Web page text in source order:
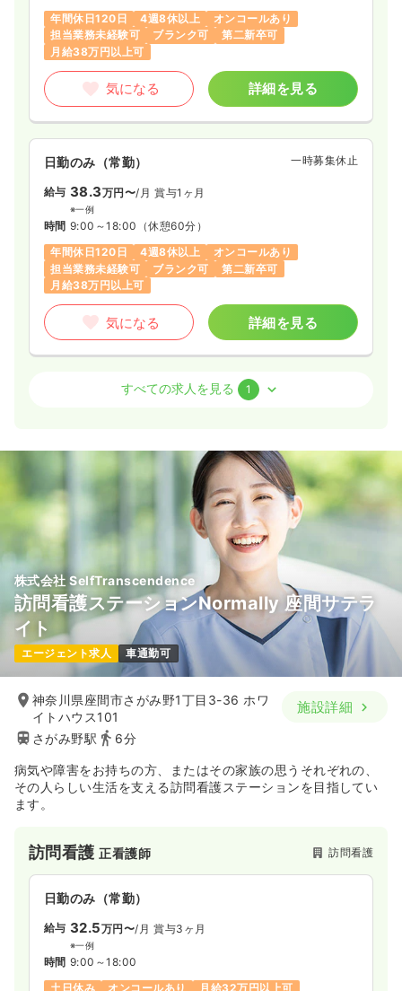
年間休日120日
4週8休以上
オンコールあり
担当業務未経験可
ブランク可
第二新卒可
月給38万円以上可
気になる 詳細を見る
日勤のみ（常勤） 一時募集休止
給与 38.3万円〜/月 賞与1ヶ月
※一例
時間 9:00～18:00 （休憩60分）
年間休日120日
4週8休以上
オンコールあり
担当業務未経験可
ブランク可
第二新卒可
月給38万円以上可
気になる 詳細を見る
正看護師 / 管理職
/月
時間
（休憩60分）
年間休日120日
4週8休以上
オンコールあり
月給40万円以上可
気になる 詳細を見る
すべての求人を見る 1
株式会社 SelfTranscendence
訪問看護ステーションNormally 座間サテラ
イト
エージェント求人 車通勤可
神奈川県座間市さがみ野1丁目3-36 ホワ
イトハウス101
さがみ野駅
6分
施設詳細
病気や障害をお持ちの方、またはその家族の思うそれぞれの、
その人らしい生活を支える訪問看護ステーションを目指してい
ます。
訪問看護正看護師 訪問看護
日勤のみ（常勤）
給与 32.5万円〜/月 賞与3ヶ月
※一例
時間 9:00～18:00
土日休み
オンコールあり 月給32万円以上可